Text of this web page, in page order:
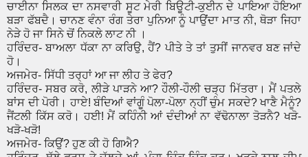
ਚਾਈਨਾ ਸਿਲਕ ਦਾ ਨਸਵਾਰੀ ਸੂਟ ਮੇਰੀ ਬਿਊਟੀ-ਕੁਈਨ ਦੇ ਪਾਇਆ ਹੋਇਆ
ਬੜਾ ਫੱਬਦੈ। ਚਾਨਣ ਵੰਨਾ ਰੰਗ ਤੇਰਾ ਪੁਨਿਆ ਨੂੰ ਪਾਉਂਦਾ ਮਾਤ ਨੀ, ਥੋੜਾ ਜਿਹਾ
ਨੇੜੇ ਹੋ ਜਾ ਸਿਨੇ ਚੋਂ ਨਿਕਲੇ ਲਾਟ ਨੀ ।
ਹਰਿੰਦਰ- ਬਾਅਲਾ ਧੱਕਾ ਨਾ ਕਰਿਉ, ਹੈਂ? ਪੀਤੇ ਤੇ ਤਾਂ ਤੁਸੀਂ ਜਾਨਵਰ ਬਣ ਜਾਂਦੇ
ਹੋ।
ਅਜਮੇਰ- ਸਿੱਧੀ ਤਰ੍ਹਾਂ ਆ ਜਾ ਲੀਹ ਤੇ ਫੇਰ?
ਹਰਿੰਦਰ- ਸਬਰ ਕਰੋ, ਲੀੜੇ ਪਾੜਨੇ ਆ? ਹੌਲੀ-ਹੌਲੀ ਚੜ੍ਹ ਮਿੱਤਰਾ। ਮੈਂ ਪਤਲੇ
ਬਾਂਸ ਦੀ ਪੋਰੀ। ਹਾਏ! ਬੰਦਿਆਂ ਵਾਂਗੂੰ ਪੋਲਾ-ਪੋਲਾ ਨ੍ਹੀਂ ਚੁੰਮ ਸਕਦੇ? ਖਾਣੈ ਮੈਨੂੰ?
ਜੈਂਟਲੀ ਕਿੱਸ ਕਰੋ। ਹਈ! ਮੈਂ ਕਹਿੰਨੀ ਆਂ ਦੰਦੀਆਂ ਨਾ ਵੱਢੋਨਾਲਾ ਤੋੜਨੈ? ਖੜੋ-
ਖੜੋ-ਖੜੋ!
ਅਜਮੇਰ- ਕਿਉਂ? ਹੁਣ ਕੀ ਹੋ ਗਿਐ?